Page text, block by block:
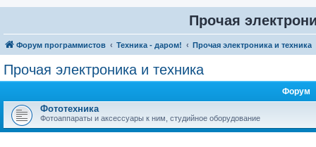
Прочая
Форум программистов Техника - даром! Прочая электроника и техника
Прочая электроника и техника
Форум
Фототехника
Фотоаппараты и аксессуары к ним, студийное оборудование